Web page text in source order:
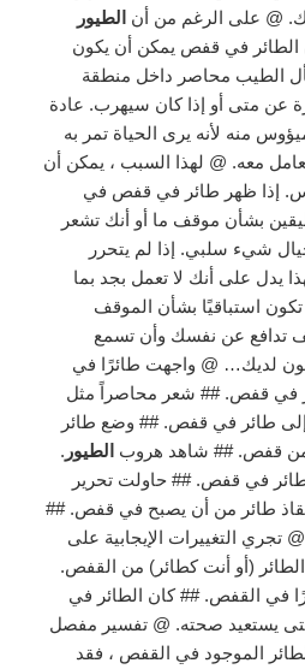
@ على الرغم من أن الطيور
الطائر في قفص يمكن أن يكون
الطيب محاصر داخل منطقة
عن متى أو إذا كان سيهرب. عادة
منه لأنه يرى الحياة تمر به
معه. @ لهذا السبب ، يمكن أن
إذا ظهر طائر في قفص في
بشأن موقف ما أو أنك تشعر
شيء سلبي. إذا لم يتحرر
يدل على أنك لا تعمل بجد بما
استباقيًا بشأن الموقف
تدافع عن نفسك وأن تسمع
لديك… @ واجهت طائرًا في
في قفص. ## شعر محاصراً مثل
طائر في قفص. ## وضع طائر
قفص. ## شاهد هروب الطيور .
في قفص. ## حاولت تحرير
طائر من أن يصبح في قفص. ##
التغييرات الإيجابية على
(أو أنت كطائر) من القفص.
في القفص. ## كان الطائر في
يستعيد صحته. @ تفسير مفصل
الموجود في القفص ، فقد